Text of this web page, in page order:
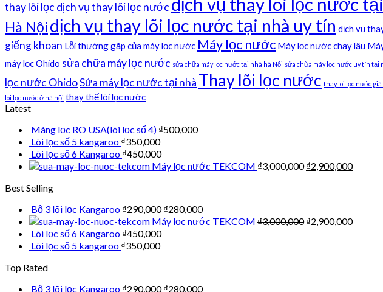
thay lõi lọc dịch vụ thay lõi lọc nước
Hà Nộidịch vụ thay lõi lọc nước tại nhà uy tín dịch vụ
giếng khoan Lỗi thường gặp của máy lọc nước Máy lọc nước Máy lọc nước chạy lâu
máy lọc Ohido sửa chữa máy lọc nước sửa chữa máy lọc nước tại nhà hà Nội sửa chữa máy lọc nước uy tín tại
lọc nước OhidoSửa máy lọc nước tại nhà Thay lõi lọc nước thay lõi lọc nước
lõi lọc nước ở hà nội thay thế lõi lọc nước
Latest
Màng lọc RO USA(lõi lọc số 4) ₫500,000
Lõi lọc số 5 kangaroo ₫350,000
Lõi lọc số 6 Kangaroo ₫450,000
Máy lọc nước TEKCOM ₫3,000,000 ₫2,900,000
Best Selling
Bộ 3 lõi lọc Kangaroo₫290,000 ₫280,000
Máy lọc nước TEKCOM ₫3,000,000 ₫2,900,000
Lõi lọc số 6 Kangaroo ₫450,000
Lõi lọc số 5 kangaroo ₫350,000
Top Rated
Bộ 3 lõi lọc Kangaroo₫290,000 ₫280,000